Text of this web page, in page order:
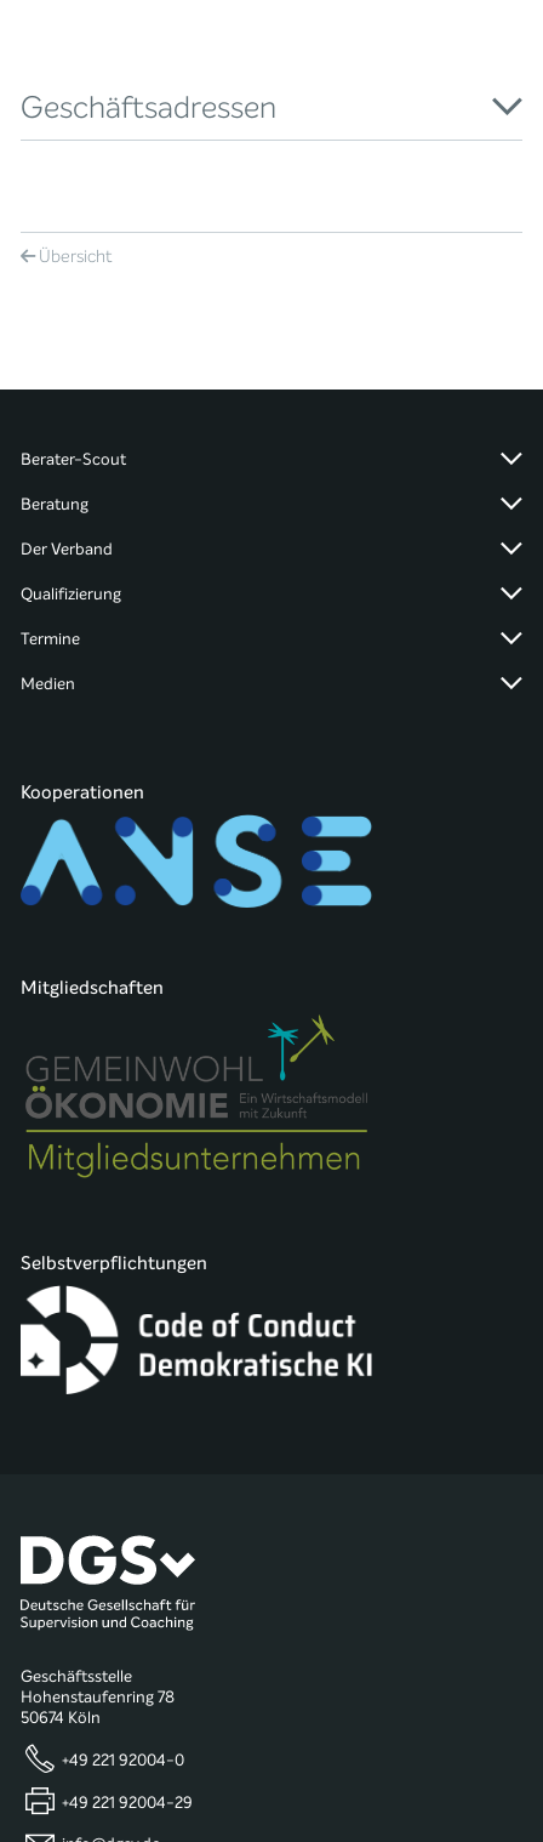
Geschäftsadressen
Übersicht
Berater-Scout
Beratung
Der Verband
Qualifizierung
Termine
Medien
Kooperationen
Mitgliedschaften
Selbstverpflichtungen
Geschäftsstelle
Hohenstaufenring 78
50674 Köln
+49 221 92004-0
+49 221 92004-29